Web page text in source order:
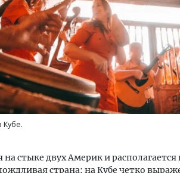
на стыке двух Америк и
страна: на Кубе четко